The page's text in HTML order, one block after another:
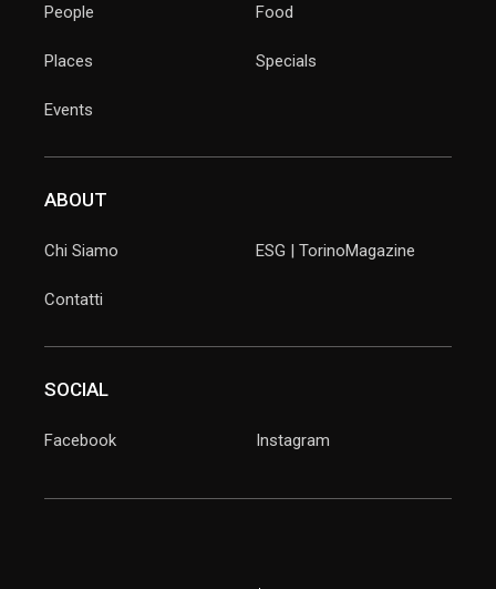
People
Places
Events
Food
Specials
ABOUT
Chi Siamo
Contatti
ESG | TorinoMagazine
SOCIAL
Facebook Instagram